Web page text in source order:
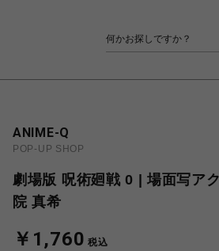
ANIME-Q
POP-UP SHOP
劇場版 呪術廻戦 0 | 場面写ア
院 真希
￥1,760 税込